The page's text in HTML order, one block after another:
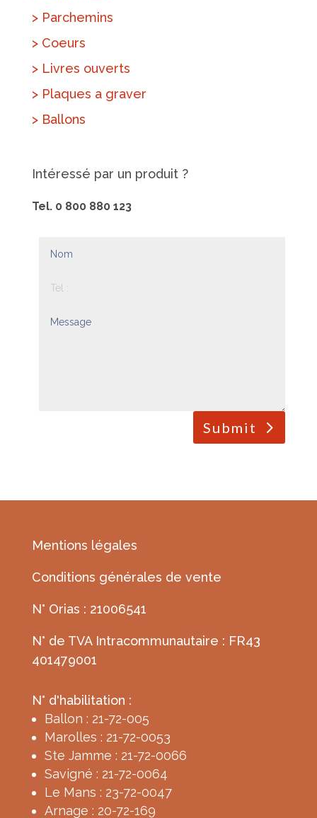
> Parchemins
> Coeurs
> Livres ouverts
> Plaques a graver
> Ballons
Intéressé par un produit ?
Tel. 0 800 880 123
Submit
Mentions légales
Conditions générales de vente
N° Orias : 21006541
N° de TVA Intracommunautaire : FR43
401479001
N° d'habilitation :
Ballon : 21-72-005
Marolles : 21-72-0053
Ste Jamme : 21-72-0066
Savigné : 21-72-0064
Le Mans : 23-72-0047
Arnage : 20-72-169